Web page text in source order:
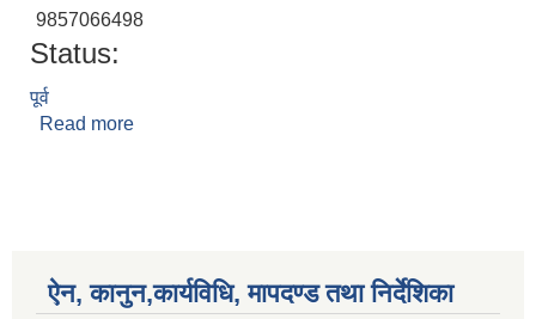
9857066498
Status:
पूर्व
Read more
ऐन, कानुन,कार्यविधि, मापदण्ड तथा निर्देशिका